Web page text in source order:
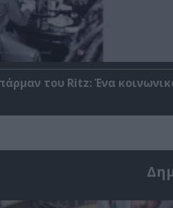
του Ritz: Ένα